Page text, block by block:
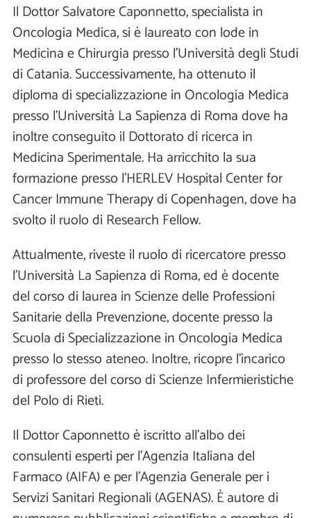
Il Dottor Salvatore Caponnetto, specialista in
Oncologia Medica, si è laureato con lode in
Medicina e Chirurgia presso l’Università degli Studi
di Catania. Successivamente, ha ottenuto il
diploma di specializzazione in Oncologia Medica
presso l’Università La Sapienza di Roma dove ha
inoltre conseguito il Dottorato di ricerca in
Medicina Sperimentale. Ha arricchito la sua
formazione presso l'HERLEV Hospital Center for
Cancer Immune Therapy di Copenhagen, dove ha
svolto il ruolo di Research Fellow.
Attualmente, riveste il ruolo di ricercatore presso
l’Università La Sapienza di Roma, ed è docente
del corso di laurea in Scienze delle Professioni
Sanitarie della Prevenzione, docente presso la
Scuola di Specializzazione in Oncologia Medica
presso lo stesso ateneo. Inoltre, ricopre l'incarico
di professore del corso di Scienze Infermieristiche
del Polo di Rieti.
Il Dottor Caponnetto è iscritto all’albo dei
consulenti esperti per l’Agenzia Italiana del
Farmaco (AIFA) e per l’Agenzia Generale per i
Servizi Sanitari Regionali (AGENAS). È autore di